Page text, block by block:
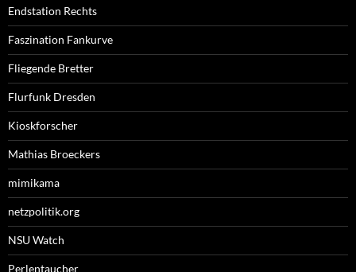
Endstation Rechts
Faszination Fankurve
Fliegende Bretter
Flurfunk Dresden
Kioskforscher
Mathias Broeckers
mimikama
netzpolitik.org
NSU Watch
Perlentaucher